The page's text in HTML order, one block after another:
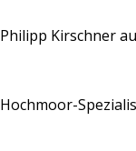
Philipp Kirschner
Hochmoor-